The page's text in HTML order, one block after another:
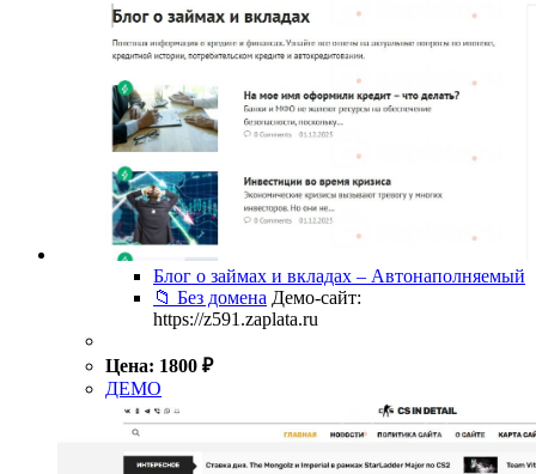
Блог о займах и вкладах – Автонаполняемый
📁 Без домена Демо-сайт:
https://z591.zaplata.ru
Цена: 1800 ₽
ДЕМО